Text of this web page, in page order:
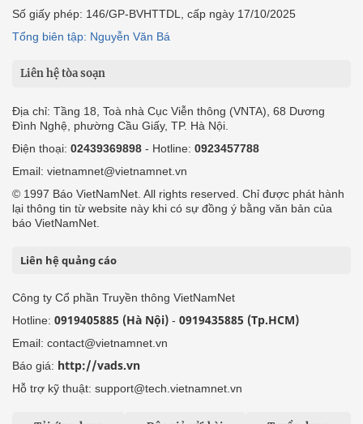
Số giấy phép: 146/GP-BVHTTDL, cấp ngày 17/10/2025
Tổng biên tập: Nguyễn Văn Bá
Liên hệ tòa soạn
Địa chỉ: Tầng 18, Toà nhà Cục Viễn thông (VNTA), 68 Dương
Đình Nghệ, phường Cầu Giấy, TP. Hà Nội.
Điện thoại: 02439369898 - Hotline: 0923457788
Email: vietnamnet@vietnamnet.vn
© 1997 Báo VietNamNet. All rights reserved. Chỉ được phát hành
lại thông tin từ website này khi có sự đồng ý bằng văn bản của
báo VietNamNet.
Liên hệ quảng cáo
Công ty Cổ phần Truyền thông VietNamNet
Hotline: 0919405885 (Hà Nội) - 0919435885 (Tp.HCM)
Email: contact@vietnamnet.vn
Báo giá: http://vads.vn
Hỗ trợ kỹ thuật: support@tech.vietnamnet.vn